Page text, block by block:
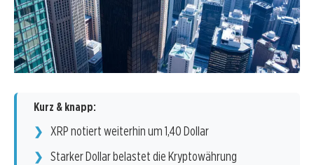
Kurz & knapp:
XRP notiert weiterhin um 1,40 Dollar
Starker Dollar belastet die Kryptowährung